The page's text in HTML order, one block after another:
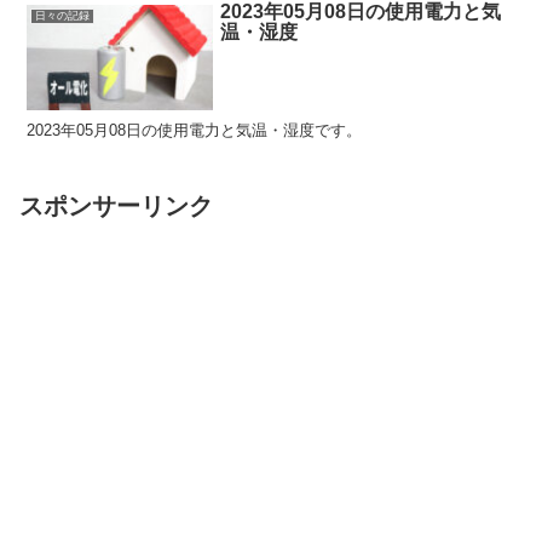
日々の記録
2023年05月08日の使用電力と気
温・湿度
2023年05月08日の使用電力と気温・湿度です。
スポンサーリンク